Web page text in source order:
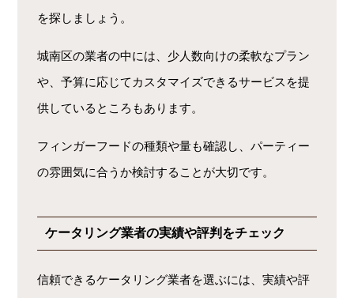
を探しましょう。
城南区の業者の中には、少人数向けの柔軟なプラン
や、予算に応じてカスタマイズできるサービスを提
供しているところもあります。
フィンガーフードの種類や量も確認し、パーティー
の雰囲気に合うか検討することが大切です。
ケータリング業者の実績や評判をチェック
信頼できるケータリング業者を選ぶには、実績や評